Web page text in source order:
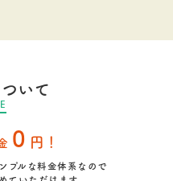
いて
0 円！
プルな料金体系なので